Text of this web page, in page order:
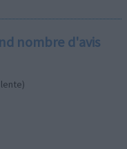
nombre d'avis